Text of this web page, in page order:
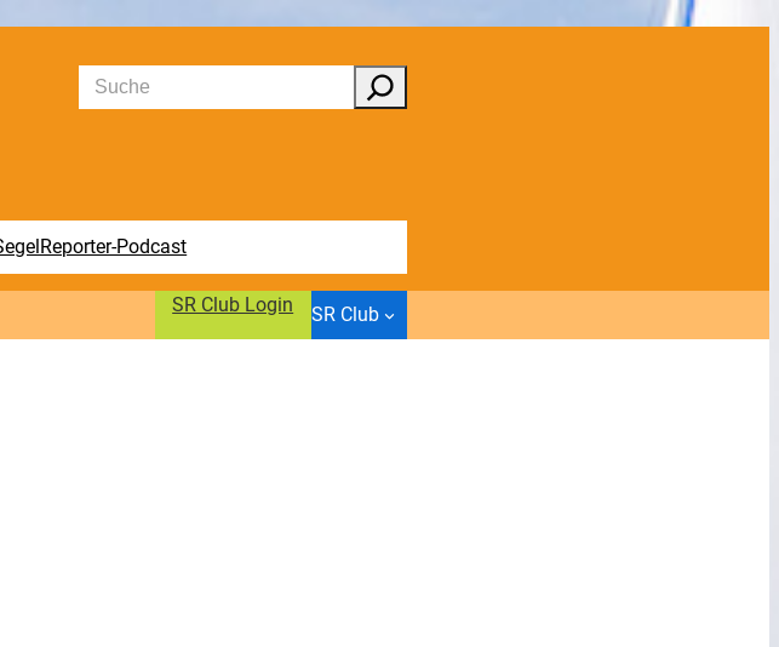
Suchen
Podcast
SR Club Login SR Club